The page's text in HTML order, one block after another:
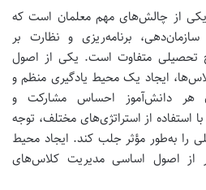
از چالش‌های مهم معلمان است که
برنامه‌ریزی و نظارت بر
تحصیلی متفاوت است. یکی از اصول
ایجاد یک محیط یادگیری منظم و
هر دانش‌آموز احساس مشارکت و
استفاده از استراتژی‌های مختلف، توجه
را به‌طور مؤثر جلب کند. ایجاد محیط
از اصول اساسی مدیریت کلاس‌های